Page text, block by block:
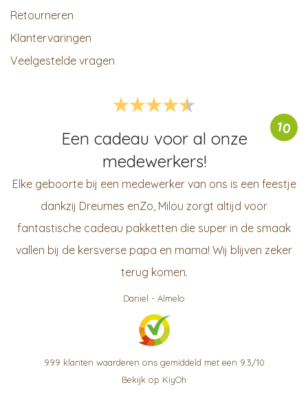
Retourneren
Klantervaringen
Veelgestelde vragen
10
Een cadeau voor al onze
medewerkers!
Elke geboorte bij een medewerker van ons is een feestje
dankzij Dreumes enZo, Milou zorgt altijd voor
fantastische cadeau pakketten die super in de smaak
vallen bij de kersverse papa en mama! Wij blijven zeker
terug komen.
Daniel - Almelo
999 klanten waarderen ons gemiddeld met een 9.3/10
Bekijk op KiyOh